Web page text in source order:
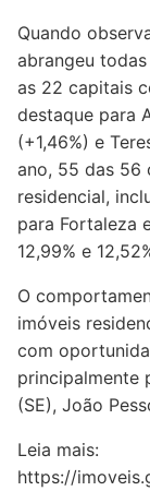
Quando
abrangeu
as 22 capitais
destaque para
(+1,46%) e
ano, 55 das 56
residencial,
para Fortaleza
12,99% e
O
imóveis
com
principalmente
(SE), João
Leia mais:
https://